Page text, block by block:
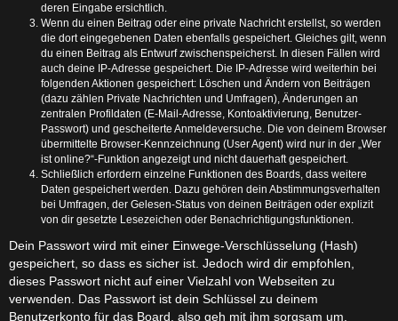
deren Eingabe ersichtlich.
Wenn du einen Beitrag oder eine private Nachricht erstellst, so werden
die dort eingegebenen Daten ebenfalls gespeichert. Gleiches gilt, wenn
du einen Beitrag als Entwurf zwischenspeicherst. In diesen Fällen wird
auch deine IP-Adresse gespeichert. Die IP-Adresse wird weiterhin bei
folgenden Aktionen gespeichert: Löschen und Ändern von Beiträgen
(dazu zählen Private Nachrichten und Umfragen), Änderungen an
zentralen Profildaten (E-Mail-Adresse, Kontoaktivierung, Benutzer-
Passwort) und gescheiterte Anmeldeversuche. Die von deinem Browser
übermittelte Browser-Kennzeichnung (User Agent) wird nur in der „Wer
ist online?“-Funktion angezeigt und nicht dauerhaft gespeichert.
Schließlich erfordern einzelne Funktionen des Boards, dass weitere
Daten gespeichert werden. Dazu gehören dein Abstimmungsverhalten
bei Umfragen, der Gelesen-Status von deinen Beiträgen oder explizit
von dir gesetzte Lesezeichen oder Benachrichtigungsfunktionen.
Dein Passwort wird mit einer Einwege-Verschlüsselung (Hash)
gespeichert, so dass es sicher ist. Jedoch wird dir empfohlen,
dieses Passwort nicht auf einer Vielzahl von Webseiten zu
verwenden. Das Passwort ist dein Schlüssel zu deinem
Benutzerkonto für das Board, also geh mit ihm sorgsam um.